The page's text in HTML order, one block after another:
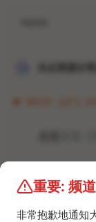
重要: 频
非常抱歉地通知